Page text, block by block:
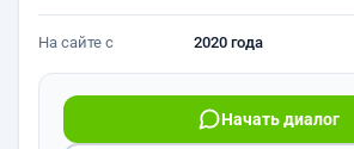
На сайте с 2020 года
Начать диалог